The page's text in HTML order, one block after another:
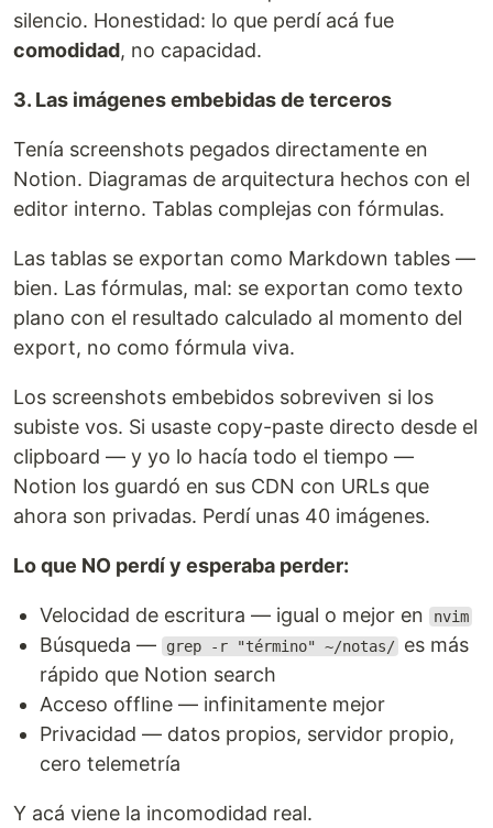
silencio. Honestidad: lo que perdí acá fue
comodidad, no capacidad.
3. Las imágenes embebidas de terceros
Tenía screenshots pegados directamente en
Notion. Diagramas de arquitectura hechos con el
editor interno. Tablas complejas con fórmulas.
Las tablas se exportan como Markdown tables —
bien. Las fórmulas, mal: se exportan como texto
plano con el resultado calculado al momento del
export, no como fórmula viva.
Los screenshots embebidos sobreviven si los
subiste vos. Si usaste copy-paste directo desde el
clipboard — y yo lo hacía todo el tiempo —
Notion los guardó en sus CDN con URLs que
ahora son privadas. Perdí unas 40 imágenes.
Lo que NO perdí y esperaba perder:
Velocidad de escritura — igual o mejor en nvim
Búsqueda — grep -r "término" ~/notas/ es más
rápido que Notion search
Acceso offline — infinitamente mejor
Privacidad — datos propios, servidor propio,
cero telemetría
Y acá viene la incomodidad real.